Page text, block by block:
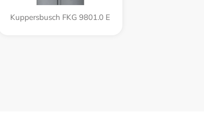
Kuppersbusch FKG 9801.0 E